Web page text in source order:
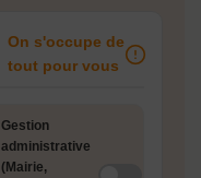
On s'occupe de
tout pour vous
Gestion
administrative
(Mairie,